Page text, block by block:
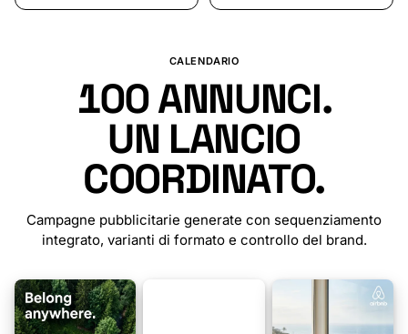
CALENDARIO
100ANNUNCI.
UN LANCIO
COORDINATO.
Campagne pubblicitarie generate con sequenziamento
integrato, varianti di formato e controllo del brand.